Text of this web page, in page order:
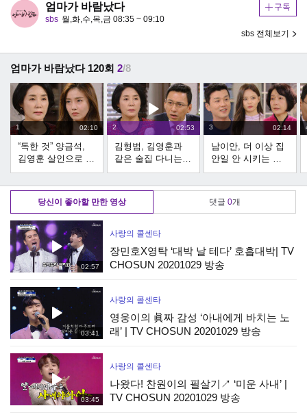
엄마가 바람났다
sbs 월,화,수,목,금 08:35 ~ 09:10
구독
sbs 전체보기
엄마가 바람났다 120회 2/8
1 02:10
“독한 것” 양금석,
김영훈 살인으로 협
박하는 문보령에 한
마디!
2 02:53
김형범, 김영훈과
같은 술집 다니는
리차드 김에 ‘찜찜’
3 02:14
남이안, 더 이상 집
안일 안 시키는 이
진아에 행복!
당신이 좋아할 만한 영상 댓글 0개
02:57
사랑의 콜센타
장민호X영탁 ‘대박 날 테다’ 호흡대박| TV
CHOSUN 20201029 방송
03:41
사랑의 콜센타
영웅이의 眞짜 감성 ‘아내에게 바치는 노
래’ | TV CHOSUN 20201029 방송
03:45
사랑의 콜센타
나왔다! 찬원이의 필살기↗ ‘미운 사내’ |
TV CHOSUN 20201029 방송